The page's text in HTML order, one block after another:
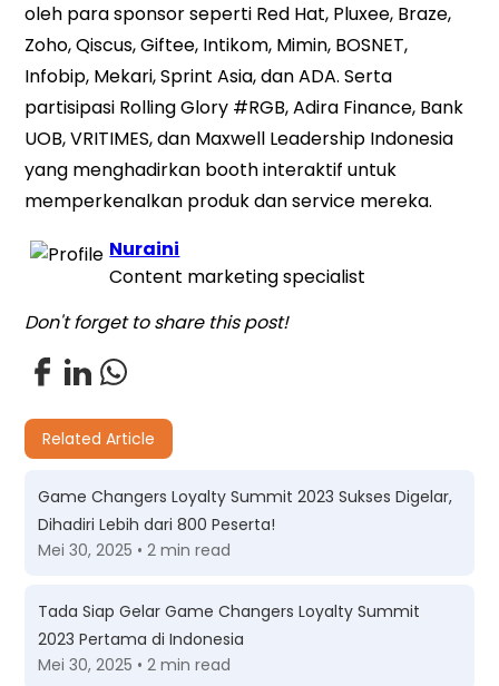
oleh para sponsor seperti Red Hat, Pluxee, Braze,
Zoho, Qiscus, Giftee, Intikom, Mimin, BOSNET,
Infobip, Mekari, Sprint Asia, dan ADA. Serta
partisipasi Rolling Glory #RGB, Adira Finance, Bank
UOB, VRITIMES, dan Maxwell Leadership Indonesia
yang menghadirkan booth interaktif untuk
memperkenalkan produk dan service mereka.
Nuraini
Content marketing specialist
Don't forget to share this post!
Related Article
Game Changers Loyalty Summit 2023 Sukses Digelar,
Dihadiri Lebih dari 800 Peserta!
Mei 30, 2025 • 2 min read
Tada Siap Gelar Game Changers Loyalty Summit
2023 Pertama di Indonesia
Mei 30, 2025 • 2 min read